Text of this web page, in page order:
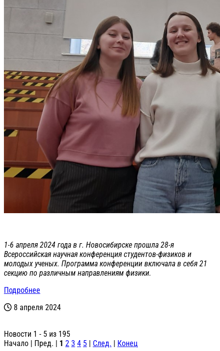
1-6 апреля 2024 года в г. Новосибирске прошла 28-я
Всероссийская научная конференция студентов-физиков и
молодых ученых. Программа конференции включала в себя 21
секцию по различным направлениям физики.
Подробнее
8 апреля 2024
Новости 1 - 5 из 195
Начало | Пред. | 1 2 3 4 5 | След. | Конец